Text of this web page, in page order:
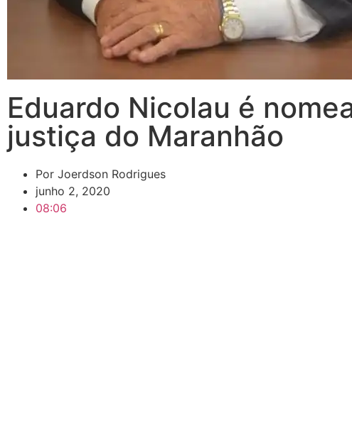
Eduardo Nicolau é
justiça do Maranhão
Por Joerdson Rodrigues
junho 2, 2020
08:06